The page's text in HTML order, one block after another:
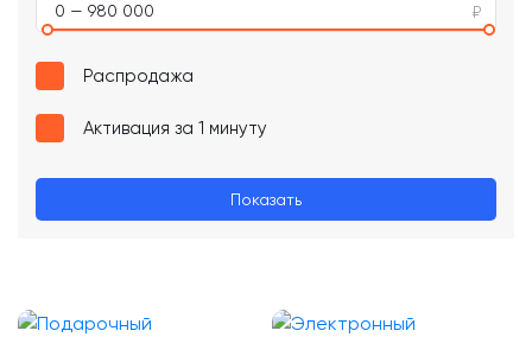
0 — 980 000
Распродажа
Активация за 1 минуту
Показать